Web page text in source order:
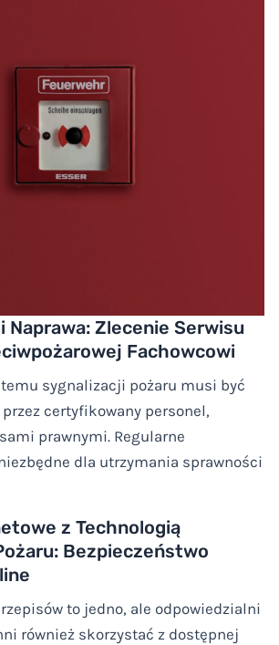
Naprawa: Zlecenie Serwisu
Fachowcowi
sygnalizacji pożaru musi być
certyfikowany personel,
prawnymi. Regularne
dla utrzymania sprawności
z Technologią
Bezpieczeństwo
to jedno, ale odpowiedzialni
również skorzystać z dostępnej